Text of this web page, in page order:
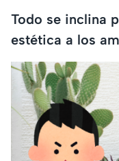
Todo se inclina
estética a los